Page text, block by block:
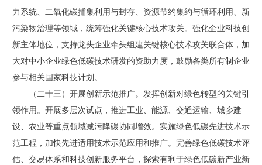
力系统、二氧化碳捕集利用与封存、资源节约集约与循环利用、新
污染物治理等领域，统筹强化关键核心技术攻关。强化企业科技创
新主体地位，支持龙头企业牵头组建关键核心技术攻关联合体，加
大对中小企业绿色低碳技术研发的资助力度，鼓励各类所有制企业
参与相关国家科技计划。
（二十三）开展创新示范推广。发挥创新对绿色转型的关键引
领作用。开展多层次试点，推进工业、能源、交通运输、城乡建
设、农业等重点领域减污降碳协同增效。实施绿色低碳先进技术示
范工程，加快先进适用技术示范应用和推广。完善绿色低碳技术评
估、交易体系和科技创新服务平台，探索有利于绿色低碳新产业新